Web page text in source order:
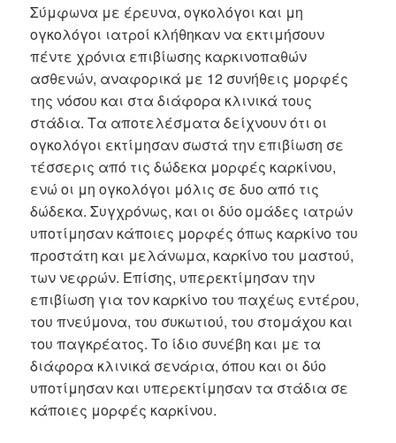
Σύμφωνα με έρευνα, ογκολόγοι και μη
ογκολόγοι ιατροί κλήθηκαν να εκτιμήσουν
πέντε χρόνια επιβίωσης καρκινοπαθών
ασθενών, αναφορικά με 12 συνήθεις μορφές
της νόσου και στα διάφορα κλινικά τους
στάδια. Τα αποτελέσματα δείχνουν ότι οι
ογκολόγοι εκτίμησαν σωστά την επιβίωση σε
τέσσερις από τις δώδεκα μορφές καρκίνου,
ενώ οι μη ογκολόγοι μόλις σε δυο από τις
δώδεκα. Συγχρόνως, και οι δύο ομάδες ιατρών
υποτίμησαν κάποιες μορφές όπως καρκίνο του
προστάτη και μελάνωμα, καρκίνο του μαστού,
των νεφρών. Επίσης, υπερεκτίμησαν την
επιβίωση για τον καρκίνο του παχέως εντέρου,
του πνεύμονα, του συκωτιού, του στομάχου και
του παγκρέατος. Το ίδιο συνέβη και με τα
διάφορα κλινικά σενάρια, όπου και οι δύο
υποτίμησαν και υπερεκτίμησαν τα στάδια σε
κάποιες μορφές καρκίνου.